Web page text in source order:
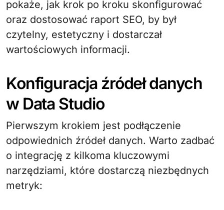
pokaże, jak krok po kroku skonfigurować
oraz dostosować raport SEO, by był
czytelny, estetyczny i dostarczał
wartościowych informacji.
Konfiguracja źródeł danych
w Data Studio
Pierwszym krokiem jest podłączenie
odpowiednich źródeł danych. Warto zadbać
o integrację z kilkoma kluczowymi
narzędziami, które dostarczą niezbędnych
metryk: